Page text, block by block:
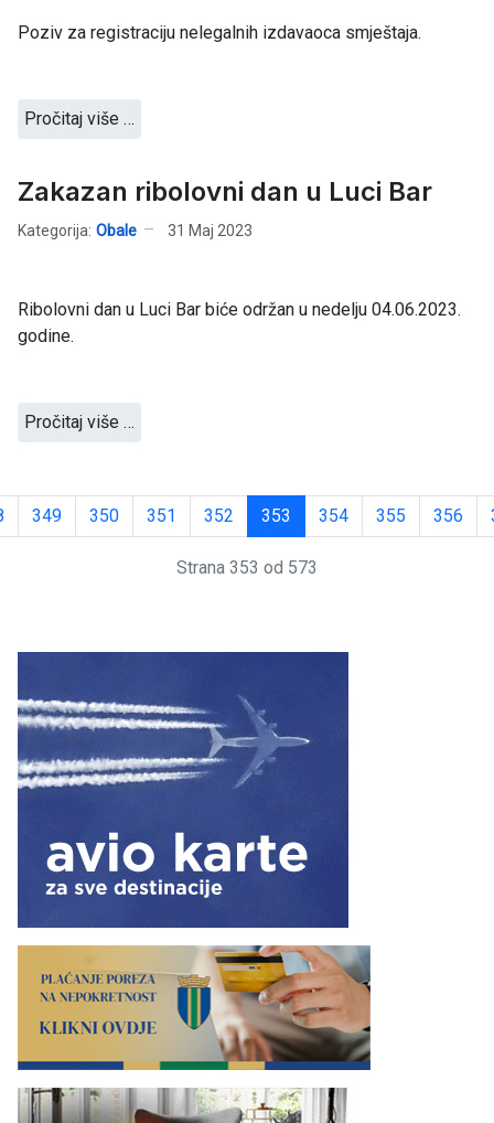
Poziv za registraciju nelegalnih izdavaoca smještaja.
Pročitaj više …
Zakazan ribolovni dan u Luci Bar
Kategorija: Obale 31 Maj 2023
Ribolovni dan u Luci Bar biće održan u nedelju 04.06.2023.
godine.
Pročitaj više …
349 350 351 352 353 354 355 356
Strana 353 od 573